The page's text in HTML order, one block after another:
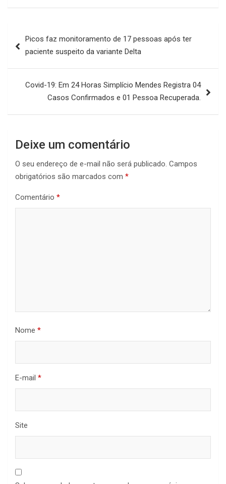
de
Picos faz monitoramento de 17 pessoas após ter
paciente suspeito da variante Delta
Covid-19: Em 24 Horas Simplício Mendes Registra 04
Casos Confirmados e 01 Pessoa Recuperada.
Deixe um comentário
O seu endereço de e-mail não será publicado. Campos
obrigatórios são marcados com *
Comentário *
Nome *
E-mail *
Site